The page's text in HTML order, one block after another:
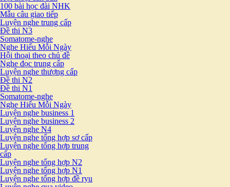
100 bài học đài NHK
Mẫu câu giao tiếp
Luyện nghe trung cấp
Đề thi N3
Somatome-nghe
Nghe Hiểu Mỗi Ngày
Hội thoại theo chủ đề
Nghe đọc trung cấp
Luyện nghe thượng cấp
Đề thi N2
Đề thi N1
Somatome-nghe
Nghe Hiểu Mỗi Ngày
Luyện nghe business 1
Luyện nghe business 2
Luyện nghe N4
Luyện nghe tổng hợp sơ cấp
Luyện nghe tổng hợp trung
cấp
Luyện nghe tổng hợp N2
Luyện nghe tổng hợp N1
Luyện nghe tổng hợp đề ryu